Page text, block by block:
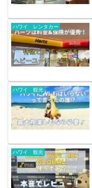
ハワイ レンタカー
ハワイ 観光
ハワイ 観光